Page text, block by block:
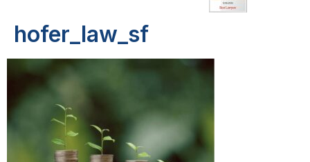
hofer_law_sf